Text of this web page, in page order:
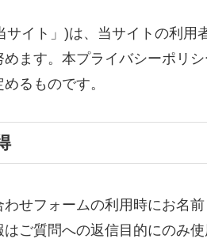
サイト」)は、当サイトの利用
めます。本プライバシーポリ
るものです。
せフォームの利用時にお名
ご質問への返信目的にのみ